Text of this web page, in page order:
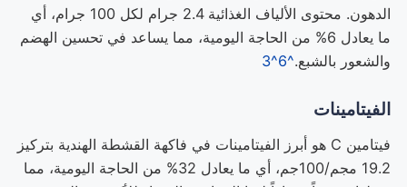
الدهون. محتوى الألياف الغذائية 2.4 جرام لكل 100 جرام، أي
ما يعادل 6% من الحاجة اليومية، مما يساعد في تحسين الهضم
والشعور بالشبع.^6
^3
الفيتامينات
فيتامين C هو أبرز الفيتامينات في فاكهة القشطة الهندية بتركيز
19.2 مجم/100جم، أي ما يعادل 32% من الحاجة اليومية، مما